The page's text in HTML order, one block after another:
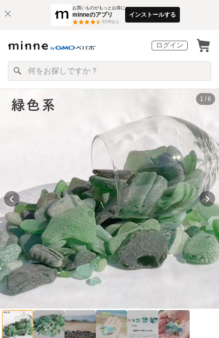
お買いものがもっとお得に
minneのアプリ
3万件以上
インストールする
ログイン
1 / 6